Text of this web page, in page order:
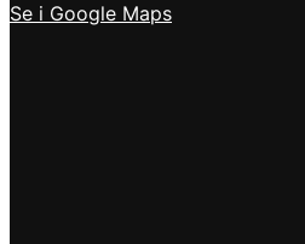
Se i Google Maps